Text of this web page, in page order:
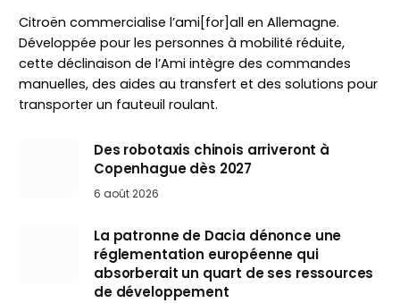
Citroën commercialise l’ami[for]all en Allemagne.
Développée pour les personnes à mobilité réduite,
cette déclinaison de l’Ami intègre des commandes
manuelles, des aides au transfert et des solutions pour
transporter un fauteuil roulant.
Des robotaxis chinois arriveront à
Copenhague dès 2027
6 août 2026
La patronne de Dacia dénonce une
réglementation européenne qui
absorberait un quart de ses ressources
de développement